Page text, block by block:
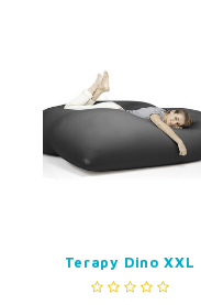
Terapy Dino XXL
Zitzak